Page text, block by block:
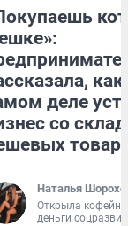
как
деле
со
Наталья
Открыла
деньги